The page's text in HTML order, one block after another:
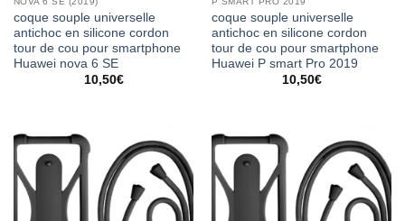
coque souple universelle
antichoc en silicone cordon
tour de cou pour smartphone
Huawei nova 6 SE
10,50€
coque souple universelle
antichoc en silicone cordon
tour de cou pour smartphone
Huawei P smart Pro 2019
10,50€